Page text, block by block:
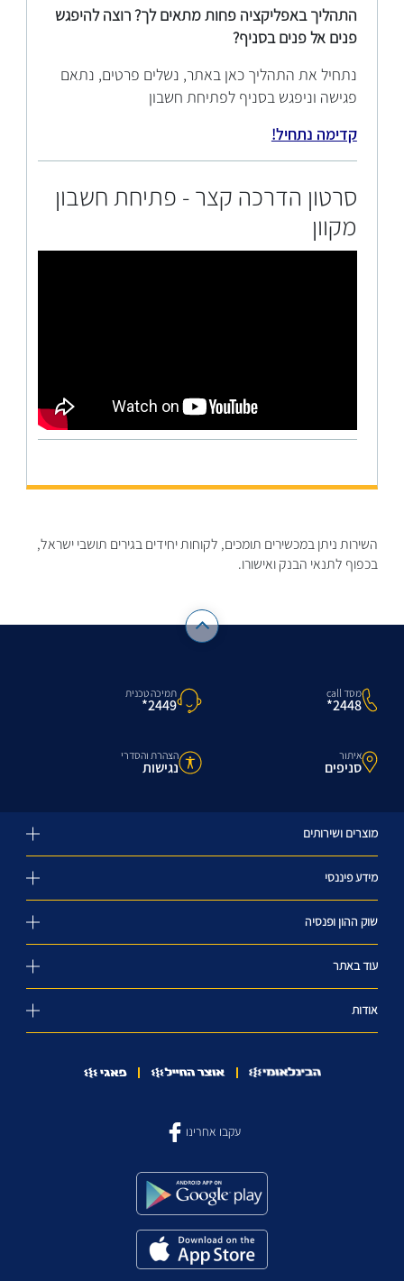
התהליך באפליקציה פחות מתאים לך? רוצה להיפגש
פנים אל פנים בסניף?
נתחיל את התהליך כאן באתר, נשלים פרטים, נתאם
פגישה וניפגש בסניף לפתיחת חשבון
קדימה נתחיל!
סרטון הדרכה קצר - פתיחת חשבון
מקוון
השירות ניתן במכשירים תומכים, לקוחות יחידים בגירים תושבי ישראל,
בכפוף לתנאי הבנק ואישורו.
מסד call
2448*
תמיכה טכנית
2449*
איתור
סניפים
הצהרת והסדרי
נגישות
מוצרים ושירותים
מידע פיננסי
שוק ההון ופנסיה
עוד באתר
אודות
עקבו אחרינו